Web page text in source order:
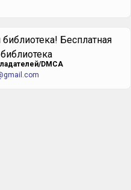
Бесплатная
DMCA